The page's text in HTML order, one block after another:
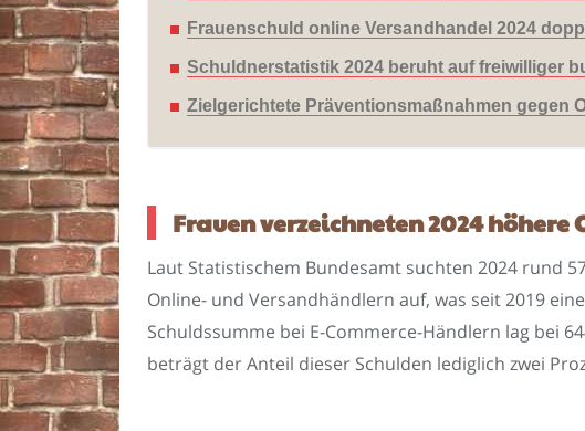
Frauenschuld online Versandhandel 2024
Schuldnerstatistik 2024 beruht auf freiwilliger
Zielgerichtete Präventionsmaßnahmen gegen
Frauen verzeichneten 2024
Laut Statistischem Bundesamt suchten 2024 rund
Online- und Versandhändlern auf, was seit 2019
Schuldssumme bei E-Commerce-Händlern lag bei
beträgt der Anteil dieser Schulden lediglich zwei